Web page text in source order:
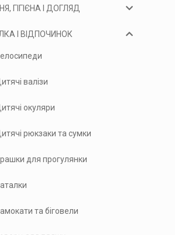
ГІГІЄНА І ДОГЛЯД
І ВІДПОЧИНОК
валізи
окуляри
рюкзаки та сумки
для прогулянки
та біговели